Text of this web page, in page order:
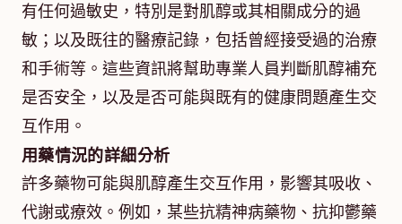
有任何過敏史，特別是對肌醇或其相關成分的過
敏；以及既往的醫療記錄，包括曾經接受過的治療
和手術等。這些資訊將幫助專業人員判斷肌醇補充
是否安全，以及是否可能與既有的健康問題產生交
互作用。
用藥情況的詳細分析
許多藥物可能與肌醇產生交互作用，影響其吸收、
代謝或療效。例如，某些抗精神病藥物、抗抑鬱藥